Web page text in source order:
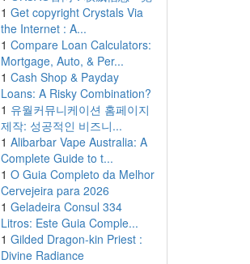
1 Get copyright Crystals Via
the Internet : A...
1 Compare Loan Calculators:
Mortgage, Auto, & Per...
1 Cash Shop & Payday
Loans: A Risky Combination?
1 유월커뮤니케이션 홈페이지
제작: 성공적인 비즈니...
1 Alibarbar Vape Australia: A
Complete Guide to t...
1 O Guia Completo da Melhor
Cervejeira para 2026
1 Geladeira Consul 334
Litros: Este Guia Comple...
1 Gilded Dragon-kin Priest :
Divine Radiance